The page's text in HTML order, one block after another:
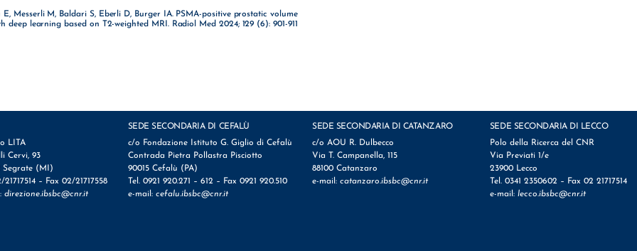
Messerli M, Baldari S, Eberli D, Burger IA. PSMA-positive prostatic volume
deep learning based on T2-weighted MRI. Radiol Med 2024; 129 (6): 901-911
LITA
Cervi, 93
Segrate (MI)
21717514 – Fax 02/21717558
direzione.ibsbc@cnr.it
SEDE SECONDARIA DI CEFALÙ
c/o Fondazione Istituto G. Giglio di Cefalù
Contrada Pietra Pollastra Pisciotto
90015 Cefalù (PA)
Tel. 0921 920.271 – 612 – Fax 0921 920.510
e-mail: cefalu.ibsbc@cnr.it
SEDE SECONDARIA DI CATANZARO
c/o AOU R. Dulbecco
Via T. Campanella, 115
88100 Catanzaro
e-mail: catanzaro.ibsbc@cnr.it
SEDE SECONDARIA DI LECCO
Polo della Ricerca del CNR
Via Previati 1/e
23900 Lecco
Tel. 0341 2350602 – Fax 02 21717514
e-mail: lecco.ibsbc@cnr.it